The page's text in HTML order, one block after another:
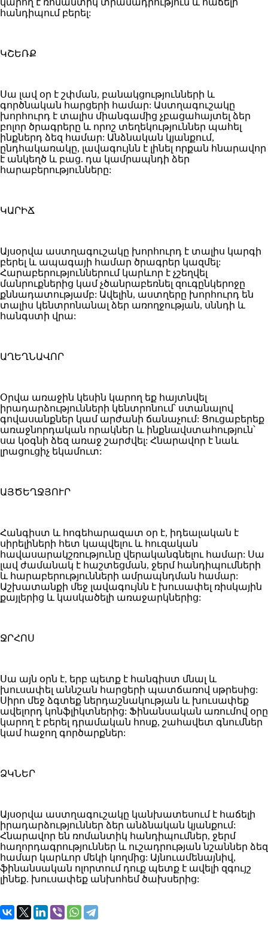
հանդիպում բերել:
ԿՇԵՌՔ
Սա լավ օր է շփման, բանակցությունների և
գործնական հարցերի համար: Աստղագուշակը
խորհուրդ է տալիս միանգամից չբացահայտել ձեր
բոլոր ծրագրերը և որոշ տեղեկություններ պահել
ինքներդ ձեզ համար: Անձնական կյանքում,
ընդհակառակը, լավագույնն է լինել որքան հնարավոր
է անկեղծ և բաց. դա կամրապնդի ձեր
հարաբերությունները:
ԿԱՐԻՃ
Այսօրվա աստղագուշակը խորհուրդ է տալիս կարգի
բերել և ապագայի համար ծրագրեր կազմել:
Հարաբերություններում կարևոր է չշեղվել
մանրուքներից կամ չծանրաբեռնել զուգընկերոջը
քննադատությամբ: Ավելին, աստղերը խորհուրդ են
տալիս կենտրոնանալ ձեր առողջության, սննդի և
հանգստի վրա:
ԱՂԵՂՆԱՎՈՐ
Օրվա առաջին կեսին կարող եք հայտնվել
իրադարձությունների կենտրոնում՝ ստանալով
գովասանքներ կամ արժանի ճանաչում: Ցուցաբերեք
առաջնորդական որակներ և ինքնավստահություն՝
սա կօգնի ձեզ առաջ շարժվել: Հնարավոր է նաև
լրացուցիչ եկամուտ:
ԱՅԾԵՂՋՅՈՒՐ
Հանգիստ և հոգեհարազատ օր է, իդեալական է
սիրելիների հետ կապվելու և հուզական
հավասարակշռությունը վերականգնելու համար: Սա
լավ ժամանակ է հաշտեցման, ջերմ հանդիպումների
և հարաբերությունների ամրապնդման համար:
Աշխատանքի մեջ լավագույնն է խուսափել ռիսկային
քայլերից և կասկածելի առաջարկներից:
ՋՐՀՈՍ
Սա այն օրն է, երբ պետք է հանգիստ մնալ և
խուսափել աննշան հարցերի պատճառով սթրեսից:
Սիրո մեջ ձգտեք ներդաշնակության և խուսափեք
ավելորդ կոնֆլիկտներից: Ֆինանսական առումով օրը
կարող է բերել դրամական հոսք, շահավետ գնումներ
կամ հաջող գործարքներ:
ՁԿՆԵՐ
Այսօրվա աստղագուշակը կանխատեսում է հաճելի
իրադարձություններ ձեր անձնական կյանքում:
Հնարավոր են ռոմանտիկ հանդիպումներ, ջերմ
հաղորդագրություններ և ուշադրության նշաններ ձեզ
համար կարևոր մեկի կողմից: Այնուամենայնիվ,
ֆինանսական ոլորտում դուք պետք է ավելի զգույշ
լինեք. խուսափեք անխոհեմ ծախսերից: